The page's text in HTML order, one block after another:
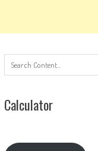
Calculator